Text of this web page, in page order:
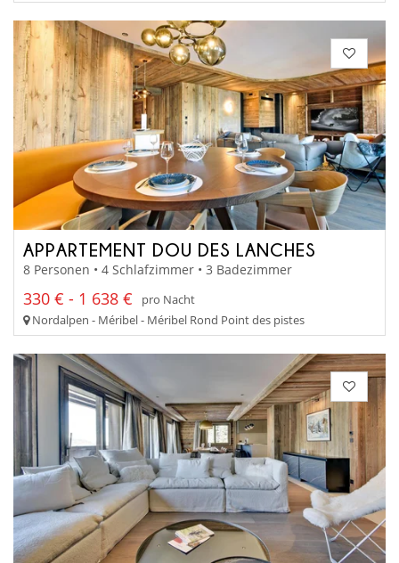
APPARTEMENT DOU DES LANCHES
8 Personen • 4 Schlafzimmer • 3 Badezimmer
330 € - 1 638 €
pro Nacht
Nordalpen - Méribel - Méribel Rond Point des pistes